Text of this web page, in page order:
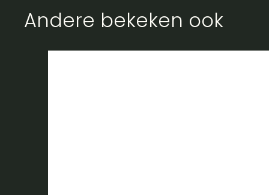
Andere bekeken ook